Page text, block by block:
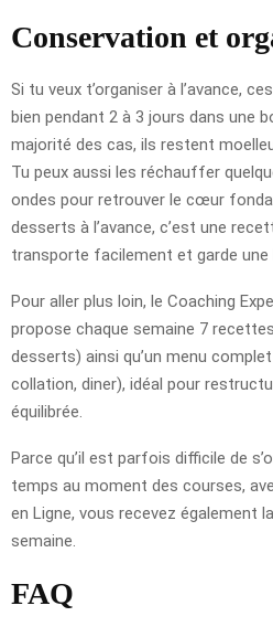
Conservation et
Si tu veux t’organiser à l’avance,
bien pendant 2 à 3 jours dans une
majorité des cas, ils restent
Tu peux aussi les réchauffer
ondes pour retrouver le cœur
desserts à l’avance, c’est une
transporte facilement et garde une
Pour aller plus loin, le Coaching
propose chaque semaine 7
desserts) ainsi qu’un menu
collation, diner), idéal pour
équilibrée.
Parce qu’il est parfois difficile de
temps au moment des courses,
en Ligne, vous recevez également
semaine.
FAQ